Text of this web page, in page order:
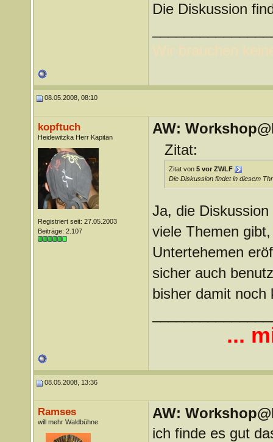
Die Diskussion
08.05.2008, 08:10
kopftuch
Heidewitzka Herr Kapitän
Registriert seit: 27.05.2003
Beiträge: 2.107
AW:
Zitat:
Zitat von 5 vor ZWLF
Die Diskussion findet in diesem
Ja, die
viele Themen
Untertehemen
sicher auch
bisher damit noch
...
08.05.2008, 13:36
Ramses
will mehr Waldbühne
AW:
ich finde es gut